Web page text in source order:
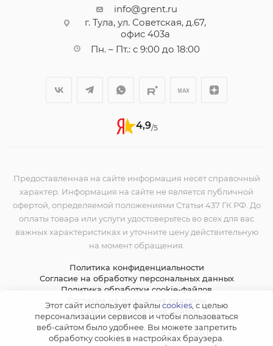
info@grent.ru
г. Тула, ул. Советская, д.67,
офис 403а
Пн. – Пт.: с 9:00 до 18:00
4,9/5
Предоставленная на сайте информация несёт справочный
характер. Информация на сайте не является публичной
офертой, определяемой положениями Статьи 437 ГК РФ. До
оплаты товара или услуги удостоверьтесь во всех для вас
важных характеристиках и уточните цену действительную
на момент обращения.
Политика конфиденциальности
Согласие на обработку персональных данных
Политика обработки cookie-файлов
Согласие на получение рекламы
Правила пользования сайтом
2026 © ООО "ГРЭНТ" | Карта сайта
Этот сайт использует файлы cookies, с целью
персонализации сервисов и чтобы пользоваться
веб-сайтом было удобнее. Вы можете запретить
обработку сookies в настройках браузера.